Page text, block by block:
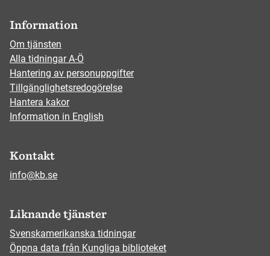
Information
Om tjänsten
Alla tidningar A-Ö
Hantering av personuppgifter
Tillgänglighetsredogörelse
Hantera kakor
Information in English
Kontakt
info@kb.se
Liknande tjänster
Svenskamerikanska tidningar
Öppna data från Kungliga biblioteket